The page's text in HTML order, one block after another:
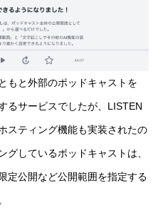
もと外部のポッドキャストを
るサービスでしたが、LISTEN
スティング機能も実装されたの
グしているポッドキャストは、
定公開など公開範囲を指定する